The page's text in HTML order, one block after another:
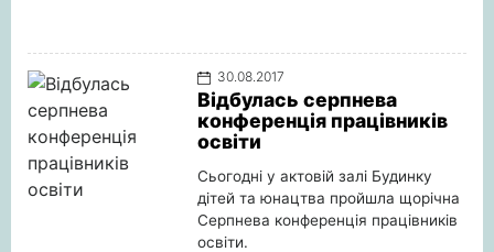
30.08.2017
Відбулась серпнева
конференція працівників
освіти
Сьогодні у актовій залі Будинку
дітей та юнацтва пройшла щорічна
Серпнева конференція працівників
освіти.